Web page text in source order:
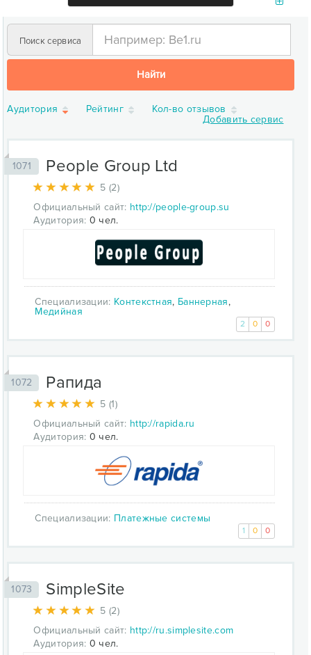
Поиск сервиса
Найти
Аудитория Рейтинг
Кол-во отзывов
Добавить сервис
1071 People Group Ltd
5 (2)
Официальный сайт: http://people-group.su
Аудитория: 0 чел.
Специализации: Контекстная, Баннерная,
Медийная
2 0 0
1072 Рапида
5 (1)
Официальный сайт: http://rapida.ru
Аудитория: 0 чел.
Специализации: Платежные системы
1 0 0
1073 SimpleSite
5 (2)
Официальный сайт: http://ru.simplesite.com
Аудитория: 0 чел.